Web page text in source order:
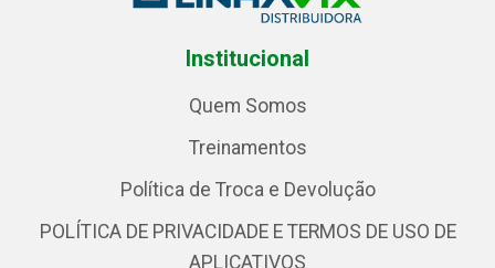
Institucional
Quem Somos
Treinamentos
Política de Troca e Devolução
POLÍTICA DE PRIVACIDADE E TERMOS DE USO DE
APLICATIVOS